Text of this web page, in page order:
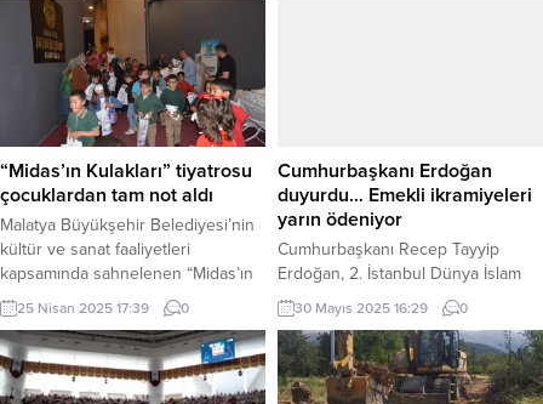
“Midas’ın Kulakları” tiyatrosu
çocuklardan tam not aldı
Malatya Büyükşehir Belediyesi’nin
kültür ve sanat faaliyetleri
kapsamında sahnelenen “Midas’ın
Kulakları” adlı çocuk tiyatrosu, minik
izleyicilerden yoğun ilgi gördü.
MALATYA (İGFA) – Malatya
Büyükşehir Belediye Kültür ve
Sosyal İşler Dairesi Başkanlığı’nın
25 Nisan 2025 17:39 0
Cumhurbaşkanı Erdoğan
duyurdu… Emekli ikramiyeleri
yarın ödeniyor
Cumhurbaşkanı Recep Tayyip
Erdoğan, 2. İstanbul Dünya İslam
Ekonomisi Zirvesi’nde yaptığı
konuşmada, emeklilere Kurban
Bayramı ikramiyelerinin 31 Mayıs
2025’ten itibaren ödeneceğini
duyurdu. Her emekliye 4 bin TL
30 Mayıs 2025 16:29 0